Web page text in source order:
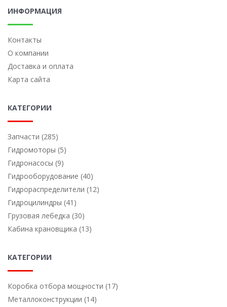
ИНФОРМАЦИЯ
Контакты
О компании
Доставка и оплата
Карта сайта
КАТЕГОРИИ
Запчасти (285)
Гидромоторы (5)
Гидронасосы (9)
Гидрооборудование (40)
Гидрораспределители (12)
Гидроцилиндры (41)
Грузовая лебедка (30)
Кабина крановщика (13)
КАТЕГОРИИ
Коробка отбора мощности (17)
Металлоконструкции (14)